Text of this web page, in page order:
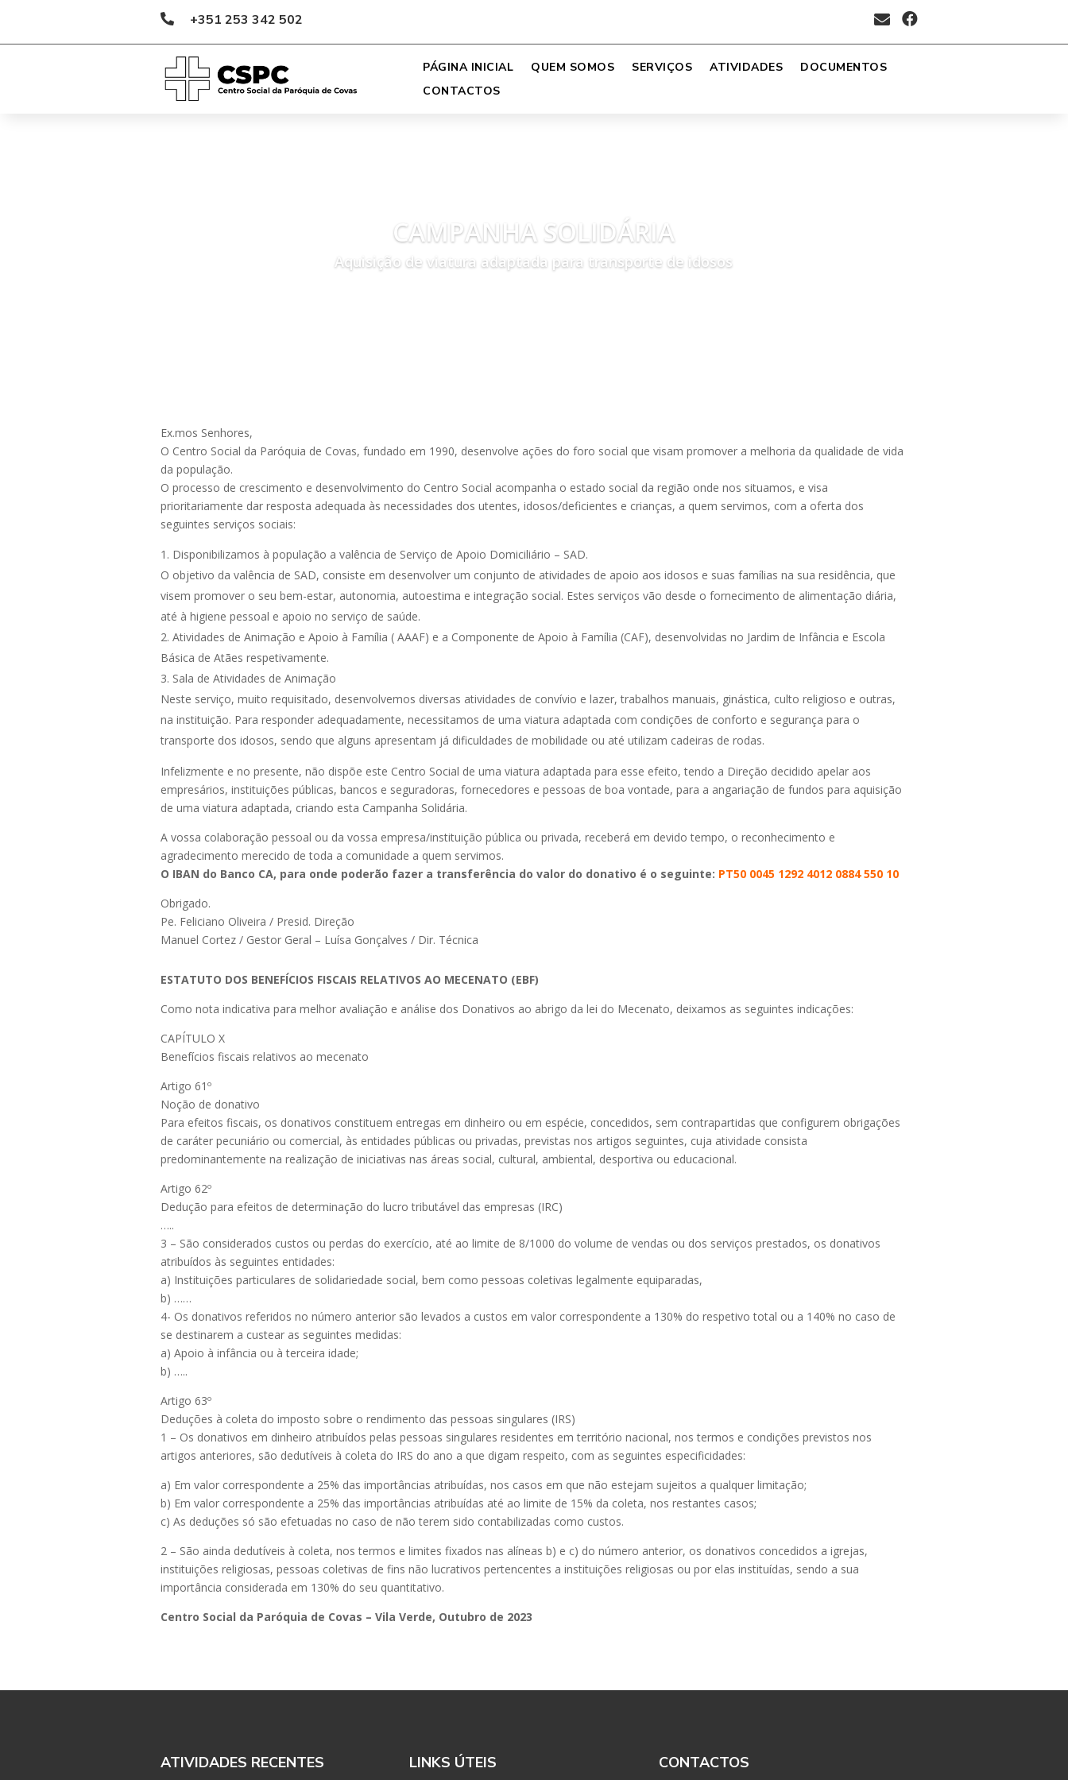
 +351 253 342 502  
PÁGINA INICIAL QUEM SOMOS SERVIÇOS ATIVIDADES
DOCUMENTOS
CONTACTOS
CAMPANHA SOLIDÁRIA
Aquisição de viatura adaptada para transporte de idosos
Ex.mos Senhores,
O Centro Social da Paróquia de Covas, fundado em 1990, desenvolve ações do foro social que visam promover a melhoria da qualidade de vida
da população.
O processo de crescimento e desenvolvimento do Centro Social acompanha o estado social da região onde nos situamos, e visa
prioritariamente dar resposta adequada às necessidades dos utentes, idosos/deficientes e crianças, a quem servimos, com a oferta dos
seguintes serviços sociais:
Disponibilizamos à população a valência de Serviço de Apoio Domiciliário – SAD.
O objetivo da valência de SAD, consiste em desenvolver um conjunto de atividades de apoio aos idosos e suas famílias na sua residência, que
visem promover o seu bem-estar, autonomia, autoestima e integração social. Estes serviços vão desde o fornecimento de alimentação diária,
até à higiene pessoal e apoio no serviço de saúde.
Atividades de Animação e Apoio à Família ( AAAF) e a Componente de Apoio à Família (CAF), desenvolvidas no Jardim de Infância e Escola
Básica de Atães respetivamente.
Sala de Atividades de Animação
Neste serviço, muito requisitado, desenvolvemos diversas atividades de convívio e lazer, trabalhos manuais, ginástica, culto religioso e outras,
na instituição. Para responder adequadamente, necessitamos de uma viatura adaptada com condições de conforto e segurança para o
transporte dos idosos, sendo que alguns apresentam já dificuldades de mobilidade ou até utilizam cadeiras de rodas.
Infelizmente e no presente, não dispõe este Centro Social de uma viatura adaptada para esse efeito, tendo a Direção decidido apelar aos
empresários, instituições públicas, bancos e seguradoras, fornecedores e pessoas de boa vontade, para a angariação de fundos para aquisição
de uma viatura adaptada, criando esta Campanha Solidária.
A vossa colaboração pessoal ou da vossa empresa/instituição pública ou privada, receberá em devido tempo, o reconhecimento e
agradecimento merecido de toda a comunidade a quem servimos.
O IBAN do Banco CA, para onde poderão fazer a transferência do valor do donativo é o seguinte: PT50 0045 1292 4012 0884 550 10
Obrigado.
Pe. Feliciano Oliveira / Presid. Direção
Manuel Cortez / Gestor Geral – Luísa Gonçalves / Dir. Técnica
ESTATUTO DOS BENEFÍCIOS FISCAIS RELATIVOS AO MECENATO (EBF)
Como nota indicativa para melhor avaliação e análise dos Donativos ao abrigo da lei do Mecenato, deixamos as seguintes indicações:
CAPÍTULO X
Benefícios fiscais relativos ao mecenato
Artigo 61º
Noção de donativo
Para efeitos fiscais, os donativos constituem entregas em dinheiro ou em espécie, concedidos, sem contrapartidas que configurem obrigações
de caráter pecuniário ou comercial, às entidades públicas ou privadas, previstas nos artigos seguintes, cuja atividade consista
predominantemente na realização de iniciativas nas áreas social, cultural, ambiental, desportiva ou educacional.
Artigo 62º
Dedução para efeitos de determinação do lucro tributável das empresas (IRC)
…..
3 – São considerados custos ou perdas do exercício, até ao limite de 8/1000 do volume de vendas ou dos serviços prestados, os donativos
atribuídos às seguintes entidades:
a) Instituições particulares de solidariedade social, bem como pessoas coletivas legalmente equiparadas,
b) ……
4- Os donativos referidos no número anterior são levados a custos em valor correspondente a 130% do respetivo total ou a 140% no caso de
se destinarem a custear as seguintes medidas:
a) Apoio à infância ou à terceira idade;
b) …..
Artigo 63º
Deduções à coleta do imposto sobre o rendimento das pessoas singulares (IRS)
1 – Os donativos em dinheiro atribuídos pelas pessoas singulares residentes em território nacional, nos termos e condições previstos nos
artigos anteriores, são dedutíveis à coleta do IRS do ano a que digam respeito, com as seguintes especificidades:
a) Em valor correspondente a 25% das importâncias atribuídas, nos casos em que não estejam sujeitos a qualquer limitação;
b) Em valor correspondente a 25% das importâncias atribuídas até ao limite de 15% da coleta, nos restantes casos;
c) As deduções só são efetuadas no caso de não terem sido contabilizadas como custos.
2 – São ainda dedutíveis à coleta, nos termos e limites fixados nas alíneas b) e c) do número anterior, os donativos concedidos a igrejas,
instituições religiosas, pessoas coletivas de fins não lucrativos pertencentes a instituições religiosas ou por elas instituídas, sendo a sua
importância considerada em 130% do seu quantitativo.
Centro Social da Paróquia de Covas – Vila Verde, Outubro de 2023
ATIVIDADES RECENTES LINKS ÚTEIS CONTACTOS